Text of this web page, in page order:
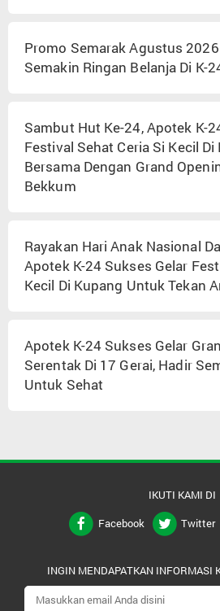
Promo Semarak Agustus
Semakin Ringan Belanja Di K-
Sambut Hut Ke-24, Apotek K-
Festival Sehat Ceria Si Kecil Di
Bersama Dengan Grand
Bekkum
Rayakan Hari Anak Nasional
Apotek K-24 Sukses Gelar
Kecil Di Kupang Untuk Tekan
Apotek K-24 Sukses Gelar
Serentak Di 17 Gerai, Hadir
Untuk Sehat
IKUTI KAMI DI
Facebook
Twitter
INGIN MENDAPATKAN INFORMASI